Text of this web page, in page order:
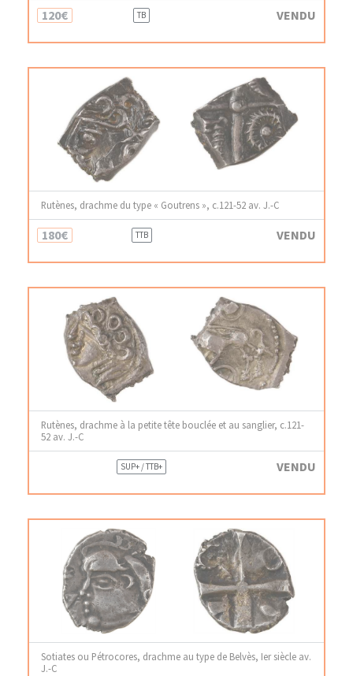
120€ TB VENDU
Rutènes, drachme du type « Goutrens », c.121-52 av. J.-C
180€ TTB VENDU
Rutènes, drachme à la petite tête bouclée et au sanglier, c.121-
52 av. J.-C
SUP+ / TTB+ VENDU
Sotiates ou Pétrocores, drachme au type de Belvès, Ier siècle av.
J.-C